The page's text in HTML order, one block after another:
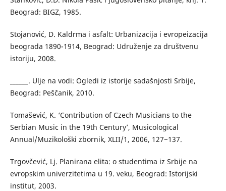
Beograd: BIGZ, 1985.
Stojanović, D. Kaldrma i asfalt: Urbanizacija i evropeizacija
beograda 1890-1914, Beograd: Udruženje za društvenu
istoriju, 2008.
______. Ulje na vodi: Ogledi iz istorije sadašnjosti Srbije,
Beograd: Peščanik, 2010.
Tomašević, K. ‘Contribution of Czech Musicians to the
Serbian Music in the 19th Century’, Musicological
Annual/Muzikološki zbornik, XLII/1, 2006, 127−137.
Trgovčević, Lj. Planirana elita: o studentima iz Srbije na
evropskim univerzitetima u 19. veku, Beograd: Istorijski
institut, 2003.